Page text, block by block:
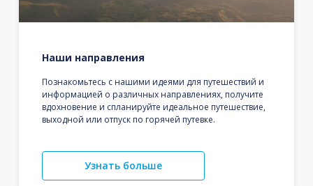
Наши направления
Познакомьтесь с нашими идеями для путешествий и
информацией о различных направлениях, получите
вдохновение и спланируйте идеальное путешествие,
выходной или отпуск по горячей путевке.
Узнать больше